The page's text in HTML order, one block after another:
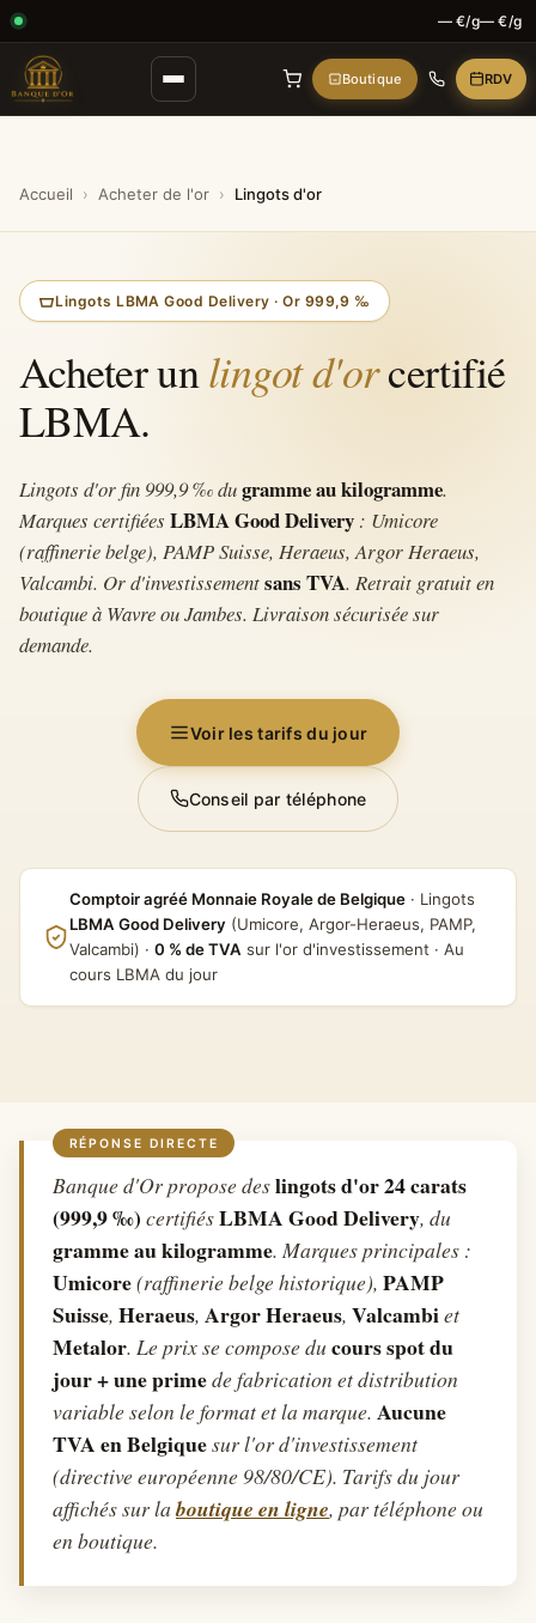
— €/g— €/g
Boutique RDV
Accueil › Acheter de l'or › Lingots d'or
Lingots LBMA Good Delivery · Or 999,9 ‰
Acheter unlingot d'orcertifié
LBMA.
Lingots d'or fin 999,9 ‰ dugramme au kilogramme.
Marques certifiées LBMA Good Delivery : Umicore
(raffinerie belge), PAMP Suisse, Heraeus, Argor Heraeus,
Valcambi. Or d'investissementsans TVA. Retrait gratuit en
boutique à Wavre ou Jambes. Livraison sécurisée sur
demande.
Voir les tarifs du jour
Conseil par téléphone
Comptoir agréé Monnaie Royale de Belgique · Lingots
LBMA Good Delivery (Umicore, Argor-Heraeus, PAMP,
Valcambi) ·0 % de TVA sur l'or d'investissement · Au
cours LBMA du jour
Banque d'Or propose deslingots d'or 24 carats
(999,9 ‰) certifiésLBMA Good Delivery, du
gramme au kilogramme. Marques principales :
Umicore(raffinerie belge historique), PAMP
Suisse, Heraeus, Argor Heraeus, Valcambiet
Metalor. Le prix se compose du cours spot du
jour + une primede fabrication et distribution
variable selon le format et la marque. Aucune
TVA en Belgiquesur l'or d'investissement
(directive européenne 98/80/CE). Tarifs du jour
affichés sur laboutique en ligne, par téléphone ou
en boutique.